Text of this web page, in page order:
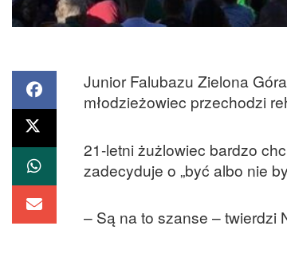
Junior Falubazu Zielona
młodzieżowiec przechodzi
21-letni żużlowiec bardzo
zadecyduje o „być albo nie
– Są na to szanse – twierdzi